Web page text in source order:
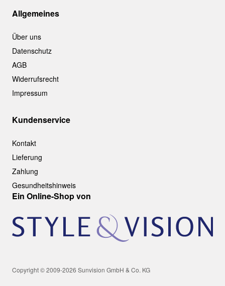
Allgemeines
Über uns
Datenschutz
AGB
Widerrufsrecht
Impressum
Kundenservice
Kontakt
Lieferung
Zahlung
Gesundheitshinweis
Ein Online-Shop von
Copyright © 2009-2026 Sunvision GmbH & Co. KG